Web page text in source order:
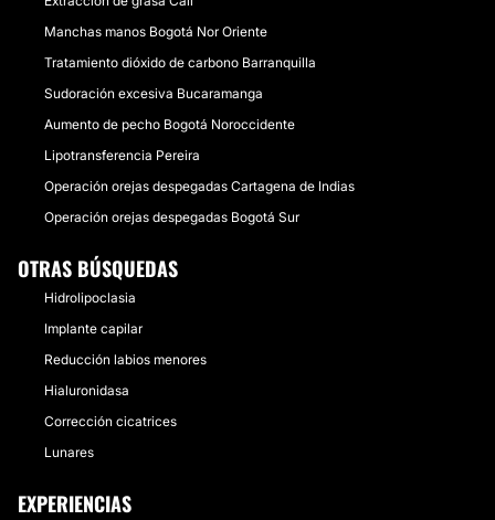
Manchas manos Bogotá Nor Oriente
Tratamiento dióxido de carbono Barranquilla
Sudoración excesiva Bucaramanga
Aumento de pecho Bogotá Noroccidente
Lipotransferencia Pereira
Operación orejas despegadas Cartagena de Indias
Operación orejas despegadas Bogotá Sur
OTRAS BÚSQUEDAS
Hidrolipoclasia
Implante capilar
Reducción labios menores
Hialuronidasa
Corrección cicatrices
Lunares
EXPERIENCIAS